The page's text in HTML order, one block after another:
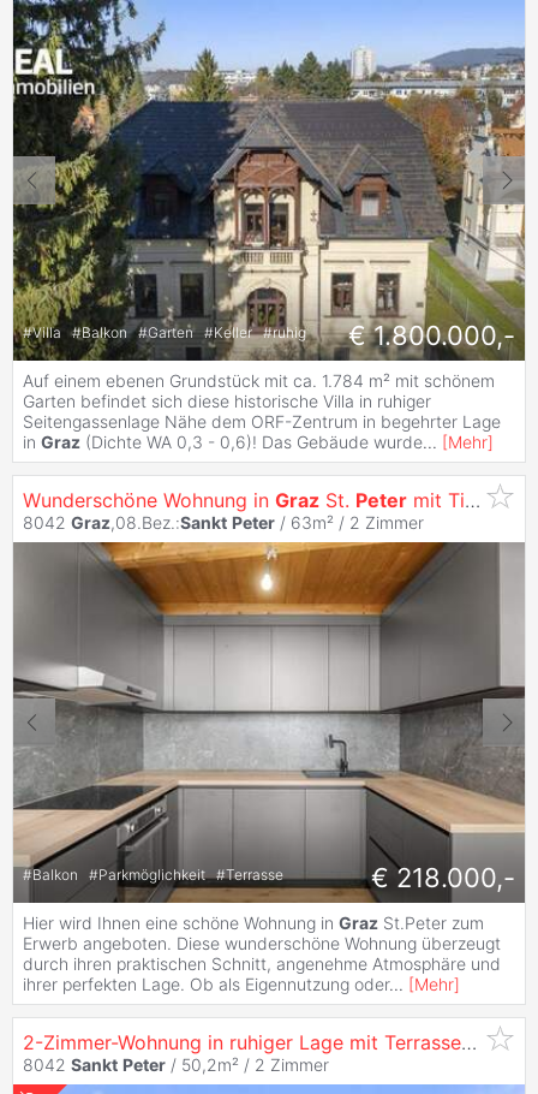
#Villa #Balkon #Garten #Keller #ruhig € 1.800.000,-
Auf einem ebenen Grundstück mit ca. 1.784 m² mit schönem
Garten befindet sich diese historische Villa in ruhiger
Seitengassenlage Nähe dem ORF-Zentrum in begehrter Lage
in Graz (Dichte WA 0,3 - 0,6)! Das Gebäude wurde... [Mehr]
Wunderschöne Wohnung in Graz St. Peter mit Tiefgaragenplatz
8042 Graz,08.Bez.:Sankt Peter / 63m² / 2 Zimmer
#Balkon #Parkmöglichkeit #Terrasse € 218.000,-
Hier wird Ihnen eine schöne Wohnung in Graz St.Peter zum
Erwerb angeboten. Diese wunderschöne Wohnung überzeugt
durch ihren praktischen Schnitt, angenehme Atmosphäre und
ihrer perfekten Lage. Ob als Eigennutzung oder... [Mehr]
2-Zimmer-Wohnung in ruhiger Lage mit Terrasse - geförderte Miete - 2 Zimmer
8042 Sankt Peter / 50,2m² / 2 Zimmer